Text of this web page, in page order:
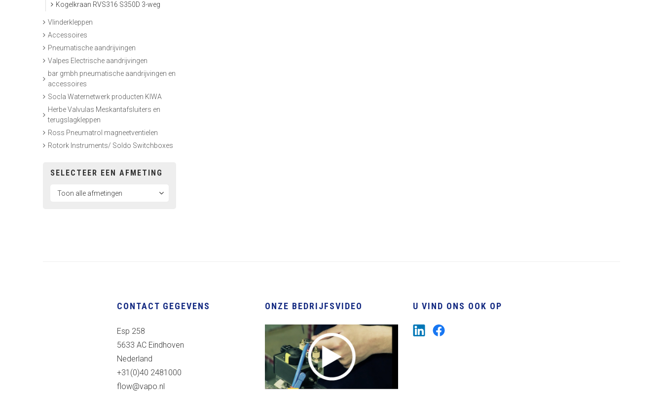
Kogelkraan RVS316 S350D 3-weg
Vlinderkleppen
Accessoires
Pneumatische aandrijvingen
Valpes Electrische aandrijvingen
bar gmbh pneumatische aandrijvingen en
accessoires
Socla Waternetwerk producten KIWA
Herbe Valvulas Meskantafsluiters en
terugslagkleppen
Ross Pneumatrol magneetventielen
Rotork Instruments/ Soldo Switchboxes
SELECTEER EEN AFMETING
CONTACT GEGEVENS
Esp 258
5633 AC Eindhoven
Nederland
+31(0)40 2481000
flow@vapo.nl
ONZE BEDRIJFSVIDEO U VIND ONS OOK OP